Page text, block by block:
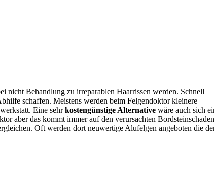
nicht Behandlung zu irreparablen Haarrissen werden. Schnell
schaffen. Meistens werden beim Felgendoktor kleinere
Eine sehrkostengünstige Alternative wäre auch sich
aber das kommt immer auf den verursachten
Oft werden dort neuwertige Alufelgen angeboten die